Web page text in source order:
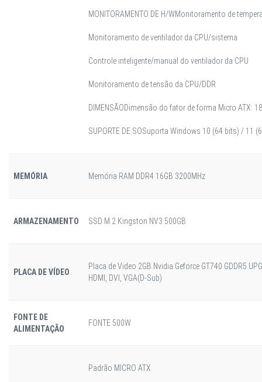
MONITORAMENTO DE H/WMonitoramento de
Monitoramento de ventilador da CPU/sistema
Controle inteligente/manual do ventilador da CPU
Monitoramento de tensão da CPU/DDR
DIMENSÃODimensão do fator de forma Micro ATX:
SUPORTE DE SOSuporta Windows 10 (64 bits) / 11
MEMÓRIA Memória RAM DDR4 16GB 3200MHz
ARMAZENAMENTO SSD M.2 Kingston NV3 500GB
PLACA DE VÍDEO
Placa de Video 2GB Nvidia Geforce GT740 GDDR5
HDMI, DVI, VGA(D-Sub)
FONTE DE
ALIMENTAÇÃO
FONTE 500W
Padrão MICRO ATX